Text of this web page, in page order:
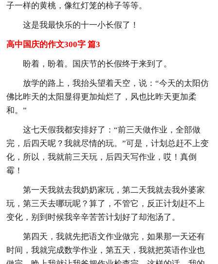
子一样的黄桃，像红灯笼的柿子等等。
这是我最快乐的十一小长假了！
高中国庆的作文300字 篇3
盼着，盼着。国庆节的长假终于来到了。
放学的路上，我抬头望着天空，说：“今天的太阳仿
佛比昨天的太阳显得更加灿烂了，风也比昨天更加柔
和。”
这七天假我都安排好了：“前三天做作业，全部做
完，后四天呢？我就尽情的玩。”可是，计划总赶不上变
化，所以，我就前三天玩，后四天写作业，哎！真倒
霉！
第一天我就去我奶奶家玩，第二天我就去我外婆家
玩，第三天去哪玩呢？算了，不管它，反正计划赶不上
变化，别到时候我辛辛苦苦计划好了却泡汤了。
第四天，我就先把语文作业做完，如果那一天还有
时间，我就完成数学作业，第五天，我就把英语作业也